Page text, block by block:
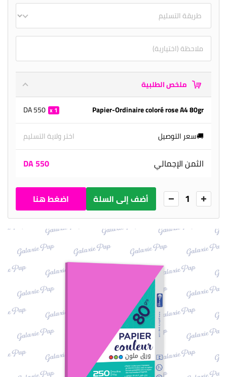
ملخص الطلبية
Papier-Ordinaire coloré rose A4 80gr
1
550 DA
🚚سعر التوصيل
اختر ولاية التسليم
الثمن الإجمالي 550 DA
1 أضف إلى السلة
اضغط هنا
للطلب